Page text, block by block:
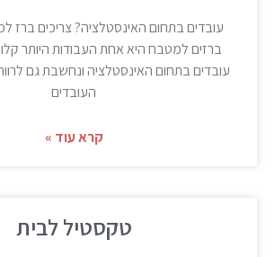
עובדים בתחום האינסטלציה? צריכים
ברזים למטבח היא אחת העבודות היותר
עובדים בתחום האינסטלציה ונחשבת גם
העובדים
קרא עוד »
טקסטיל לבית